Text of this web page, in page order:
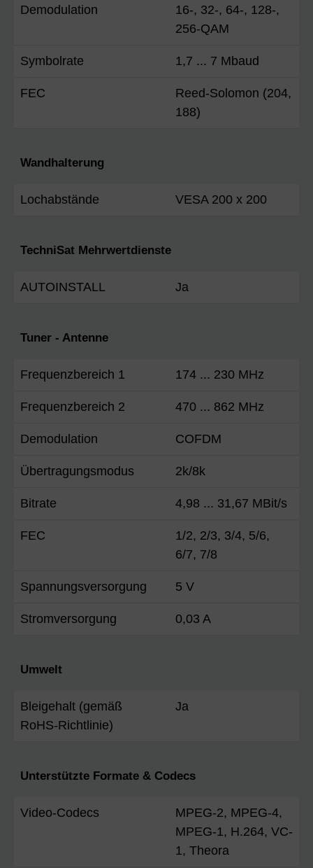
Demodulation
16-, 32-, 64-, 128-,
256-QAM
Symbolrate 1,7 ... 7 Mbaud
FEC
Reed-Solomon (204,
188)
Wandhalterung
Lochabstände VESA 200 x 200
TechniSat Mehrwertdienste
AUTOINSTALL Ja
Tuner - Antenne
Frequenzbereich 1 174 ... 230 MHz
Frequenzbereich 2 470 ... 862 MHz
Demodulation COFDM
Übertragungsmodus 2k/8k
Bitrate 4,98 ... 31,67 MBit/s
FEC
1/2, 2/3, 3/4, 5/6,
6/7, 7/8
Spannungsversorgung 5 V
Stromversorgung 0,03 A
Umwelt
Bleigehalt (gemäß
RoHS-Richtlinie)
Ja
Unterstützte Formate & Codecs
Video-Codecs
MPEG-2, MPEG-4,
MPEG-1, H.264, VC-
1, Theora